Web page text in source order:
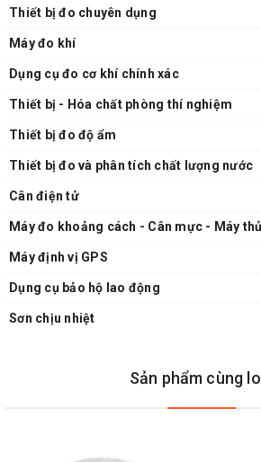
Thiết bị đo chuyên dụng
Máy đo khí
Dụng cụ đo cơ khí chính xác
Thiết bị - Hóa chất phòng thí nghiệm
Thiết bị đo độ ẩm
Thiết bị đo và phân tích chất lượng nước
Cân điện tử
Máy đo khoảng cách - Cân mực - Máy
Máy định vị GPS
Dụng cụ bảo hộ lao động
Sơn chịu nhiệt
Sản phẩm cùng